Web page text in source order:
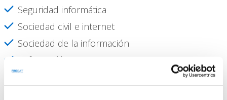
Seguridad informática
Sociedad civil e internet
Sociedad de la información
Software libre